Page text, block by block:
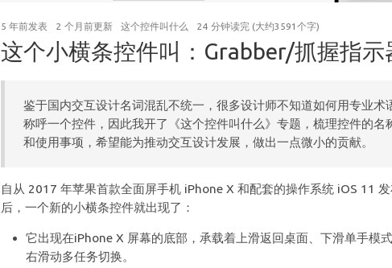
5 年前发表 2 个月前更新 这个控件叫什么 24 分钟读完 (大约3591个字)
这个小横条控件叫：Grabber/抓握指示
鉴于国内交互设计名词混乱不统一，很多设计师不知道如何用专业术
称呼一个控件，因此我开了《这个控件叫什么》专题，梳理控件的名
和使用事项，希望能为推动交互设计发展，做出一点微小的贡献。
自从 2017 年苹果首款全面屏手机 iPhone X 和配套的操作系统 iOS 11
后，一个新的小横条控件就出现了：
它出现在iPhone X 屏幕的底部，承载着上滑返回桌面、下滑单手模
右滑动多任务切换。